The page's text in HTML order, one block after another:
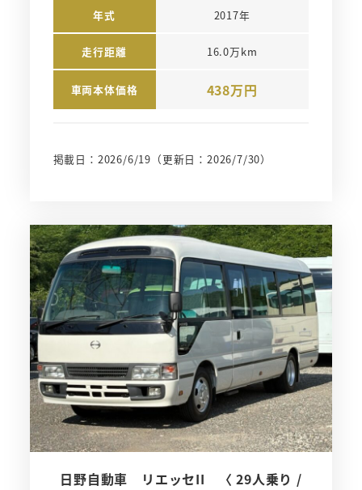
年式 2017年
走行距離 16.0万km
車両本体価格 438万円
掲載日：2026/6/19 （更新日：2026/7/30）
日野自動車 リエッセII 〈 29人乗り /